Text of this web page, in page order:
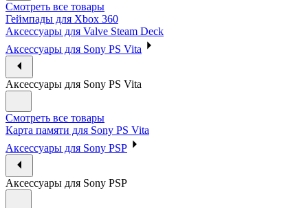
Смотреть все товары
Геймпады для Xbox 360
Аксессуары для Valve Steam Deck
Аксессуары для Sony PS Vita
Аксессуары для Sony PS Vita
Смотреть все товары
Карта памяти для Sony PS Vita
Аксессуары для Sony PSP
Аксессуары для Sony PSP